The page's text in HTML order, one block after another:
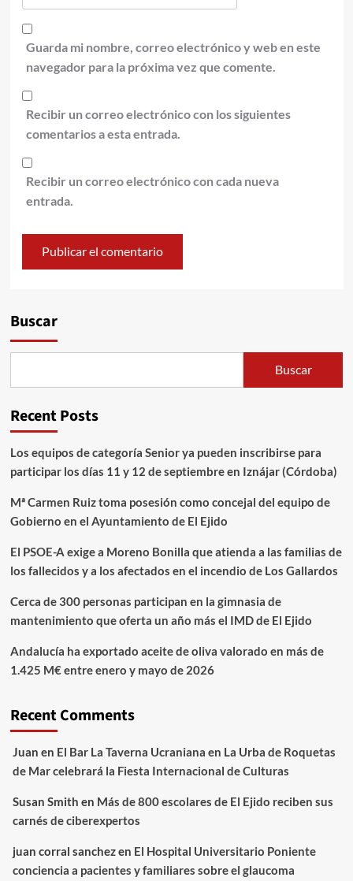
Guarda mi nombre, correo electrónico y web en este
navegador para la próxima vez que comente.
Recibir un correo electrónico con los siguientes
comentarios a esta entrada.
Recibir un correo electrónico con cada nueva
entrada.
Buscar
Buscar
Recent Posts
Los equipos de categoría Senior ya pueden inscribirse para
participar los días 11 y 12 de septiembre en Iznájar (Córdoba)
Mª Carmen Ruiz toma posesión como concejal del equipo de
Gobierno en el Ayuntamiento de El Ejido
El PSOE-A exige a Moreno Bonilla que atienda a las familias de
los fallecidos y a los afectados en el incendio de Los Gallardos
Cerca de 300 personas participan en la gimnasia de
mantenimiento que oferta un año más el IMD de El Ejido
Andalucía ha exportado aceite de oliva valorado en más de
1.425 M€ entre enero y mayo de 2026
Recent Comments
Juan en El Bar La Taverna Ucraniana en La Urba de Roquetas
de Mar celebrará la Fiesta Internacional de Culturas
Susan Smith en Más de 800 escolares de El Ejido reciben sus
carnés de ciberexpertos
juan corral sanchezen El Hospital Universitario Poniente
conciencia a pacientes y familiares sobre el glaucoma